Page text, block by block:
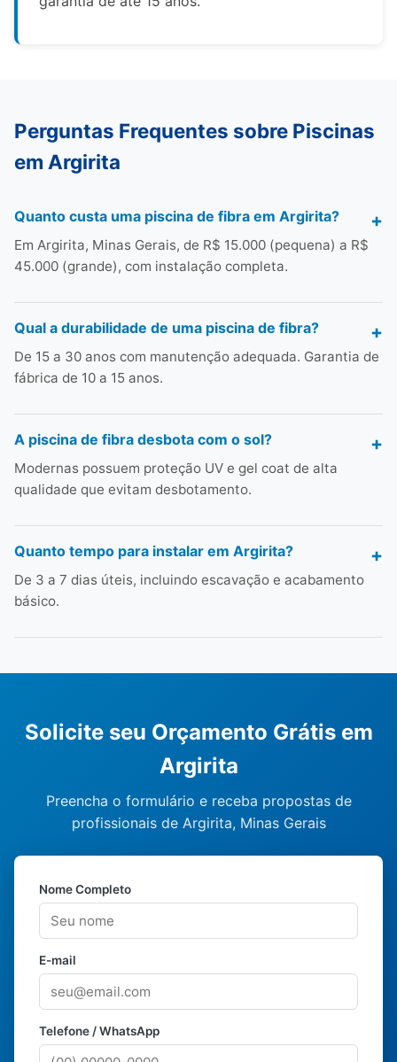
Perguntas Frequentes sobre Piscinas
em Argirita
Quanto custa uma piscina de fibra em Argirita?
Em Argirita, Minas Gerais, de R$ 15.000 (pequena) a R$
45.000 (grande), com instalação completa.
Qual a durabilidade de uma piscina de fibra?
De 15 a 30 anos com manutenção adequada. Garantia de
fábrica de 10 a 15 anos.
A piscina de fibra desbota com o sol?
Modernas possuem proteção UV e gel coat de alta
qualidade que evitam desbotamento.
Quanto tempo para instalar em Argirita?
De 3 a 7 dias úteis, incluindo escavação e acabamento
básico.
Solicite seu Orçamento Grátis em
Argirita
Preencha o formulário e receba propostas de
profissionais de Argirita, Minas Gerais
Nome Completo
E-mail
Telefone / WhatsApp